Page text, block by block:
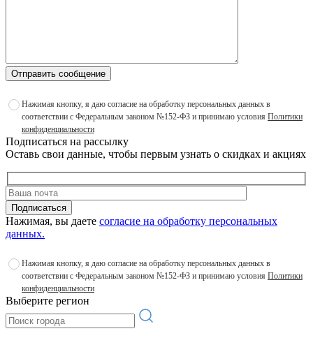
Отправить сообщение
Нажимая кнопку, я даю согласие на обработку персональных данных в
соответствии с Федеральным законом №152-ФЗ и принимаю условия Политики
конфиденциальности
Подписаться на рассылку
Оставь свои данные, чтобы первым узнать о скидках и акциях
Подписаться
Нажимая, вы даете согласие на обработку персональных
данных.
Нажимая кнопку, я даю согласие на обработку персональных данных в
соответствии с Федеральным законом №152-ФЗ и принимаю условия Политики
конфиденциальности
Выберите регион